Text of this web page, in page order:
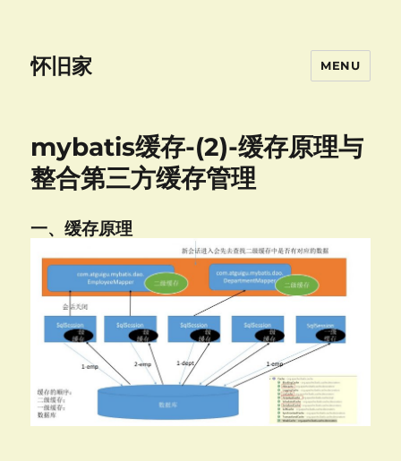
怀旧家 MENU
mybatis缓存-(2)-缓存原理与
整合第三方缓存管理
一、缓存原理